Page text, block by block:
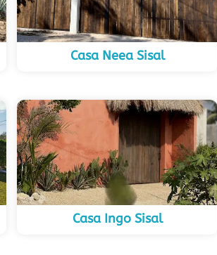
Casa Neea Sisal
Casa Ingo Sisal